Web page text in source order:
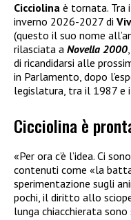
Cicciolina è tornata. Tra
inverno 2026-2027 di
(questo il suo nome
rilasciata a Novella 2000
di ricandidarsi alle
in Parlamento, dopo
legislatura, tra il 1987 e
Cicciolina è
«Per ora c’è l’idea. Ci
contenuti come «la
sperimentazione sugli
pochi, il diritto allo
lunga chiacchierata